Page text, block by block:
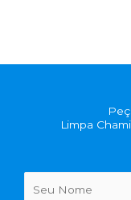
Limpa